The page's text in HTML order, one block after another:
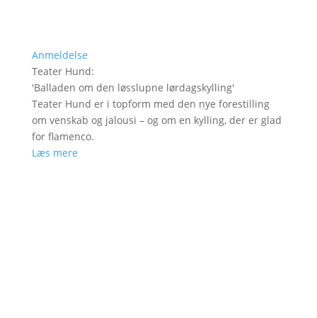
Anmeldelse
Teater Hund:
'Balladen om den løsslupne lørdagskylling'
Teater Hund er i topform med den nye forestilling
om venskab og jalousi – og om en kylling, der er glad
for flamenco.
Læs mere